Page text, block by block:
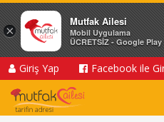
Giriş Yap Facebook ile
×
Mutfak Ailesi
Mobil Uygulama
ÜCRETSİZ - Google Play